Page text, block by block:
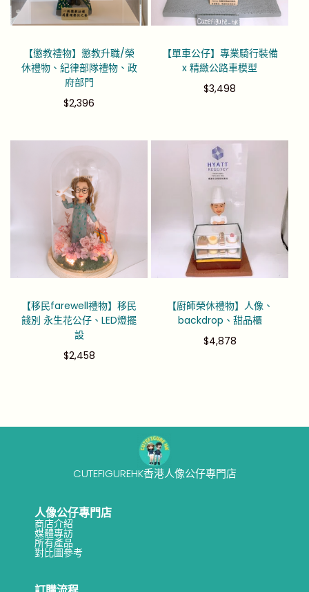
【懲教禮物】懲教升職/榮
休禮物、紀律部隊禮物、政
府部門
$2,396
【單車公仔】專業騎行裝備
x 精緻公路車模型
$3,498
【移民farewell禮物】移民
餞別 永生花公仔、LED燈擺
設
$2,458
【廚師榮休禮物】人像、
backdrop、甜品櫃
$4,878
CUTEFIGUREHK香港人像公仔專門店
人像公仔專門店
商店介紹
媒體專訪
所有產品
對比圖參考